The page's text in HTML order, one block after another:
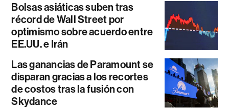
Bolsas asiáticas suben tras
récord de Wall Street por
optimismo sobre acuerdo entre
EE.UU. e Irán
Las ganancias de Paramount se
disparan gracias a los recortes
de costos tras la fusión con
Skydance